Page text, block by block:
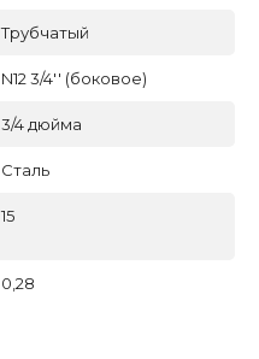
Трубчатый
N12 3/4'' (боковое)
3/4 дюйма
Сталь
15
0,28